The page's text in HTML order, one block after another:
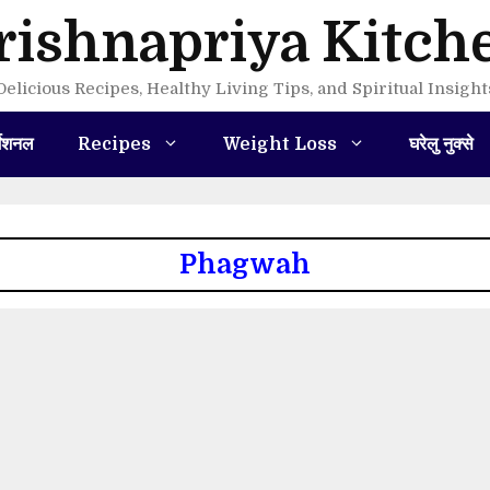
Recipes, Healthy Living Tips, and Spiritual
Recipes Weight Loss घरेलु नुक्से
Phagwah